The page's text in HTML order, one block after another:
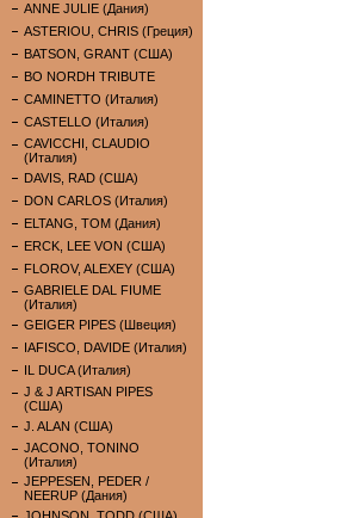
ANNE JULIE (Дания)
ASTERIOU, CHRIS (Греция)
BATSON, GRANT (США)
BO NORDH TRIBUTE
CAMINETTO (Италия)
CASTELLO (Италия)
CAVICCHI, CLAUDIO
(Италия)
DAVIS, RAD (США)
DON CARLOS (Италия)
ELTANG, TOM (Дания)
ERCK, LEE VON (США)
FLOROV, ALEXEY (США)
GABRIELE DAL FIUME
(Италия)
GEIGER PIPES (Швеция)
IAFISCO, DAVIDE (Италия)
IL DUCA (Италия)
J & J ARTISAN PIPES
(США)
J. ALAN (США)
JACONO, TONINO
(Италия)
JEPPESEN, PEDER /
NEERUP (Дания)